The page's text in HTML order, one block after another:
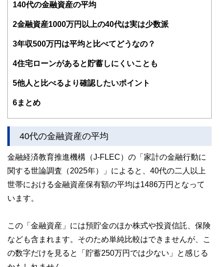
1 40代の金融資産の平均
2金融資産1000万円以上の40代は実は少数派
3年収500万円は平均と比べてどうなの？
4住宅ローンがあると貯蓄しにくいことも
5他人と比べるより確認したいポイント
6まとめ
40代の金融資産の平均
金融経済教育推進機構（J-FLEC）の「家計の金融行動に
関する世論調査（2025年）」によると、40代の二人以上
世帯における金融資産保有額の平均は1486万円となって
います。
この「金融資産」には預貯金のほか株式や投資信託、保険
なども含まれます。そのため単純比較はできませんが、こ
の数字だけを見ると「貯蓄250万円では少ない」と感じる